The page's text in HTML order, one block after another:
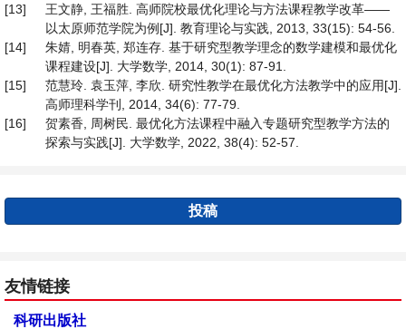
[13]
王文静, 王福胜. 高师院校最优化理论与方法课程教学改革——
以太原师范学院为例[J]. 教育理论与实践, 2013, 33(15): 54-56.
[14]
朱婧, 明春英, 郑连存. 基于研究型教学理念的数学建模和最优化
课程建设[J]. 大学数学, 2014, 30(1): 87-91.
[15]
范慧玲. 袁玉萍, 李欣. 研究性教学在最优化方法教学中的应用[J].
高师理科学刊, 2014, 34(6): 77-79.
[16]
贺素香, 周树民. 最优化方法课程中融入专题研究型教学方法的
探索与实践[J]. 大学数学, 2022, 38(4): 52-57.
投稿
友情链接
科研出版社